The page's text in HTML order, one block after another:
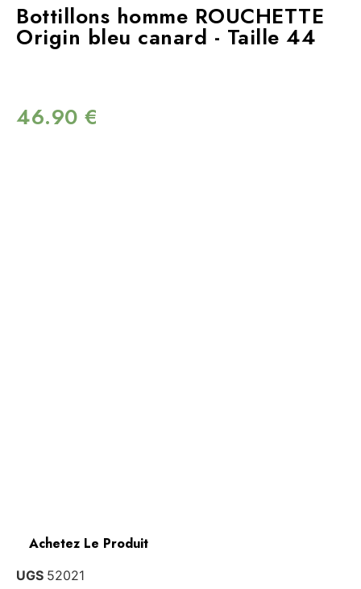
Bottillons homme ROUCHETTE
Origin bleu canard - Taille 44
46.90 €
Achetez Le Produit
UGS 52021